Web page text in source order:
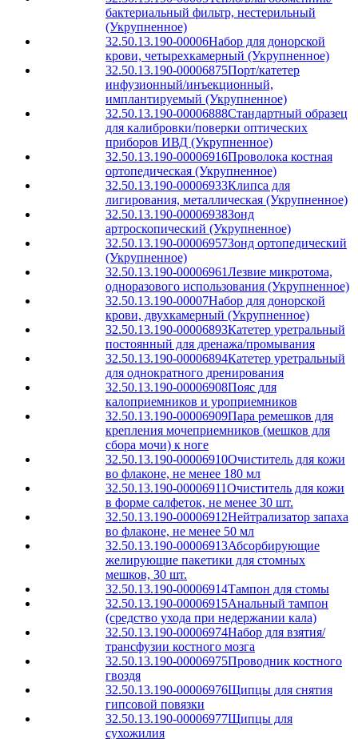
бактериальный фильтр, нестерильный
(Укрупненное)
32.50.13.190-00006Набор для донорской
крови, четырехкамерный (Укрупненное)
32.50.13.190-00006875Порт/катетер
инфузионный/инъекционный,
имплантируемый (Укрупненное)
32.50.13.190-00006888Стандартный образец
для калибровки/поверки оптических
приборов ИВД (Укрупненное)
32.50.13.190-00006916Проволока костная
ортопедическая (Укрупненное)
32.50.13.190-00006933Клипса для
лигирования, металлическая (Укрупненное)
32.50.13.190-00006938Зонд
артроскопический (Укрупненное)
32.50.13.190-00006957Зонд ортопедический
(Укрупненное)
32.50.13.190-00006961Лезвие микротома,
одноразового использования (Укрупненное)
32.50.13.190-00007Набор для донорской
крови, двухкамерный (Укрупненное)
32.50.13.190-00006893Катетер уретральный
постоянный для дренажа/промывания
32.50.13.190-00006894Катетер уретральный
для однократного дренирования
32.50.13.190-00006908Пояс для
калоприемников и уроприемников
32.50.13.190-00006909Пара ремешков для
крепления мочеприемников (мешков для
сбора мочи) к ноге
32.50.13.190-00006910Очиститель для кожи
во флаконе, не менее 180 мл
32.50.13.190-00006911Очиститель для кожи
в форме салфеток, не менее 30 шт.
32.50.13.190-00006912Нейтрализатор запаха
во флаконе, не менее 50 мл
32.50.13.190-00006913Абсорбирующие
желирующие пакетики для стомных
мешков, 30 шт.
32.50.13.190-00006914Тампон для стомы
32.50.13.190-00006915Анальный тампон
(средство ухода при недержании кала)
32.50.13.190-00006974Набор для взятия/
трансфузии костного мозга
32.50.13.190-00006975Проводник костного
гвоздя
32.50.13.190-00006976Щипцы для снятия
гипсовой повязки
32.50.13.190-00006977Щипцы для
сухожилия